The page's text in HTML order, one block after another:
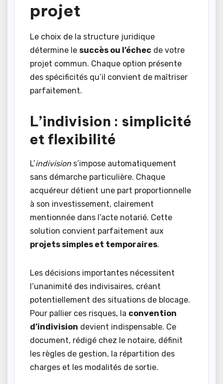
projet
Le choix de la structure juridique
détermine le succès ou l’échec de votre
projet commun. Chaque option présente
des spécificités qu’il convient de maîtriser
parfaitement.
L’indivision : simplicité
et flexibilité
L’indivision s’impose automatiquement
sans démarche particulière. Chaque
acquéreur détient une part proportionnelle
à son investissement, clairement
mentionnée dans l’acte notarié. Cette
solution convient parfaitement aux
projets simples et temporaires.
Les décisions importantes nécessitent
l’unanimité des indivisaires, créant
potentiellement des situations de blocage.
Pour pallier ces risques, la convention
d’indivision devient indispensable. Ce
document, rédigé chez le notaire, définit
les règles de gestion, la répartition des
charges et les modalités de sortie.